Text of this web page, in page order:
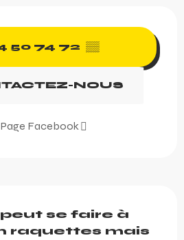
50 74 72 ▒▒
NOUS
Page Facebook
se faire à
raquettes mais